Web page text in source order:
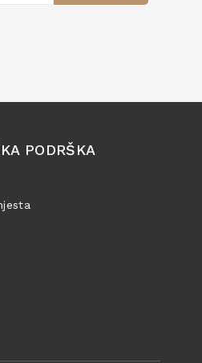
PODRŠKA